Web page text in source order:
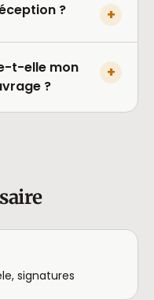
? +
t-elle mon
?
+
signatures